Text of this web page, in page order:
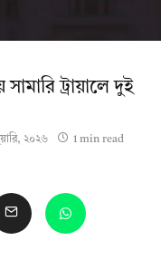
ট্রায়ালে দুই
২০২৬
1 min read